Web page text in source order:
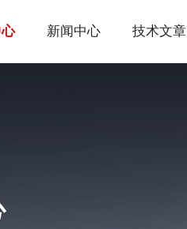
新闻中心 技术文章